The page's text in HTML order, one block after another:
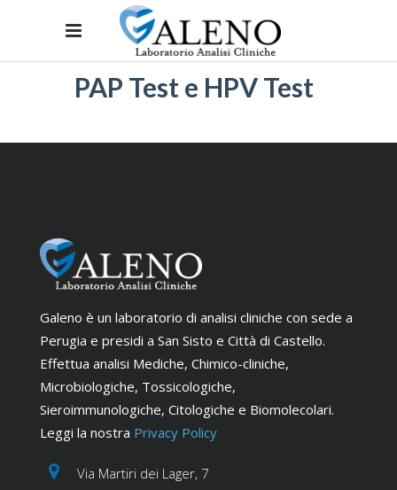
PAP Test e HPV Test
Galeno è un laboratorio di analisi cliniche con sede a
Perugia e presidi a San Sisto e Città di Castello.
Effettua analisi Mediche, Chimico-cliniche,
Microbiologiche, Tossicologiche,
Sieroimmunologiche, Citologiche e Biomolecolari.
Leggi la nostra Privacy Policy
Via Martiri dei Lager, 7